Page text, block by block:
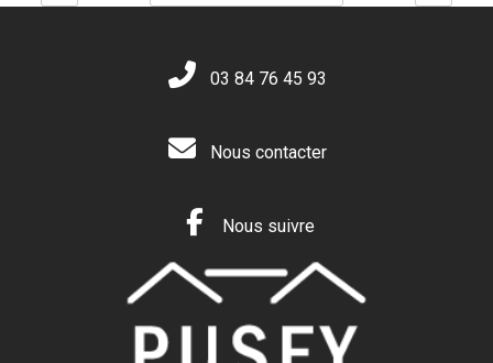
03 84 76 45 93
Nous contacter
Nous suivre